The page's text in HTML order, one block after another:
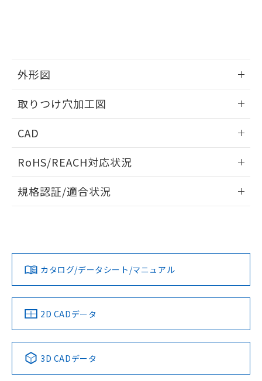
外形図
取りつけ穴加工図
CAD
ドすることができます。
ログイン/会員登録
ダウンロードデータをご利用いただく前に、以下を必ずお読
みください。
ソフトウェアの使用条件
RoHS/REACH対応状況
EU RoHS 注意事項・凡例
対応済み
中国 RoHS 注意事項・凡例
Pb Hg Cd Cr(VI)
規格認証/適合状況
カタログ/データシート/マニュアル
2D CADデータ
3D CADデータ
品・サービスに関するお客様との取
の共同利用に関して"
用者の範囲」に記載されている法人を
EU RoHS指令（10物質）の非含有証明書
51物質の非含有証明書（当社基準）
※本証明書は発行日時点で非含有を証明す
物質の対応では、対応完了までの期間は出
荷製品に未対応品が混在することから備考
欄に対応日を記載しておりました。
既に当社にて対応品への在庫切替を完了